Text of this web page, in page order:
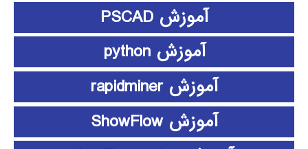
آموزش PSCAD
آموزش python
آموزش rapidminer
آموزش ShowFlow